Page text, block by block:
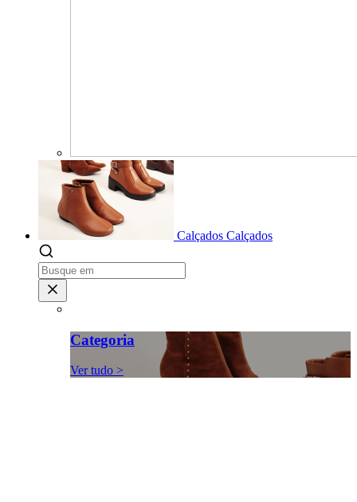
Calçados Calçados
Categoria
Ver tudo >